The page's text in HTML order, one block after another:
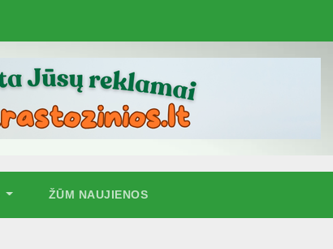
ŽŪM NAUJIENOS